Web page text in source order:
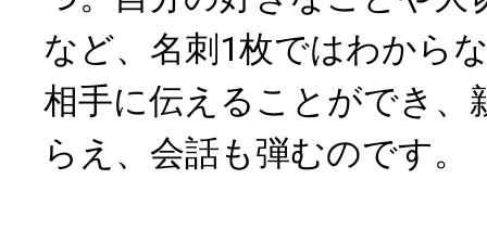
など、名刺1枚ではわから
相手に伝えることができ、
らえ、会話も弾むのです。